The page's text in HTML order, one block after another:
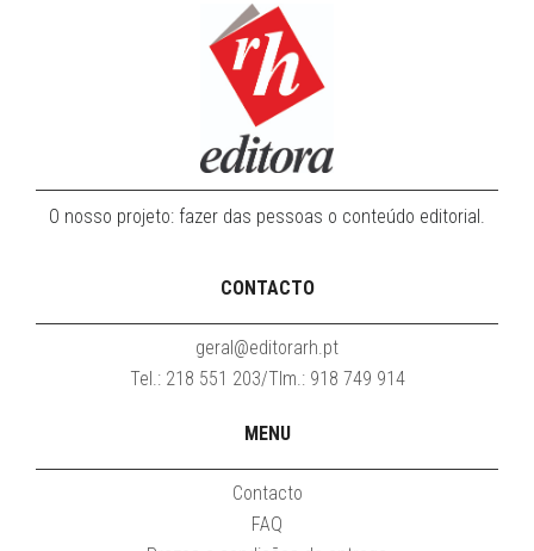
O nosso projeto: fazer das pessoas o conteúdo editorial.
CONTACTO
geral@editorarh.pt
Tel.: 218 551 203/Tlm.: 918 749 914
MENU
Contacto
FAQ